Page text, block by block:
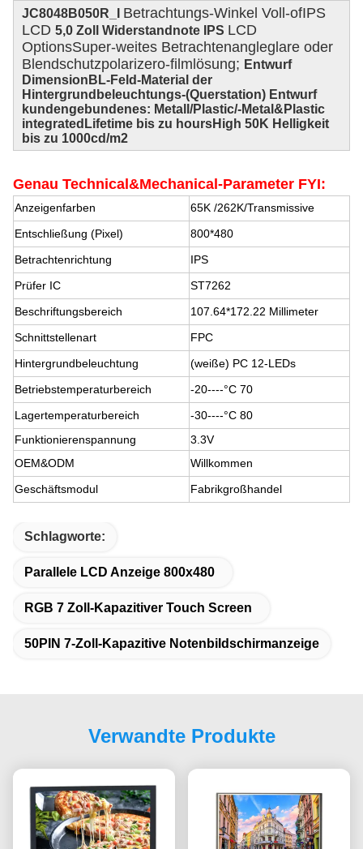
JC8048B050R_I Betrachtungs-Winkel Voll-ofIPS
LCD 5,0 Zoll Widerstandnote IPS LCD
OptionsSuper-weites Betrachtenangleglare oder
Blendschutzpolarizero-filmlösung; Entwurf
DimensionBL-Feld-Material der
Hintergrundbeleuchtungs-(Querstation) Entwurf
kundengebundenes: Metall/Plastic/-Metal&Plastic
integratedLifetime bis zu hoursHigh 50K Helligkeit
bis zu 1000cd/m2
Genau Technical&Mechanical-Parameter FYI:
Anzeigenfarben 65K /262K/Transmissive
Entschließung (Pixel)
800*480
Betrachtenrichtung
IPS
Prüfer IC
ST7262
Beschriftungsbereich
107.64*172.22 Millimeter
Schnittstellenart
FPC
Hintergrundbeleuchtung
(weiße) PC 12-LEDs
Betriebstemperaturbereich
-20----°C 70
Lagertemperaturbereich
-30----°C 80
Funktionierenspannung
3.3V
OEM&ODM
Willkommen
Geschäftsmodul
Fabrikgroßhandel
Schlagworte:
Parallele LCD Anzeige 800x480
RGB 7 Zoll-Kapazitiver Touch Screen
50PIN 7-Zoll-Kapazitive Notenbildschirmanzeige
Verwandte Produkte